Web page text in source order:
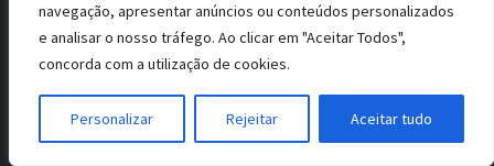
navegação, apresentar anúncios ou conteúdos personalizados
e analisar o nosso tráfego. Ao clicar em "Aceitar Todos",
concorda com a utilização de cookies.
Personalizar Rejeitar Aceitar tudo